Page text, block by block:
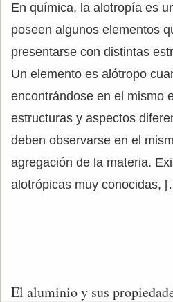
En química, la alotropía es
poseen algunos elementos
presentarse con distintas
Un elemento es alótropo
encontrándose en el mismo
estructuras y aspectos
deben observarse en el
agregación de la materia.
alotrópicas muy conocidas,
El aluminio y sus